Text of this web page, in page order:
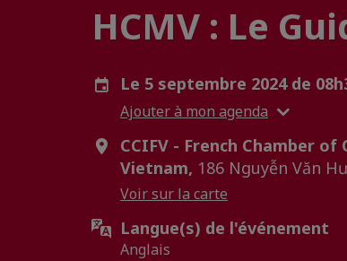
HCMV : Le
Le 5 septembre 2024 de
Ajouter à mon agenda
CCIFV - French Chamber
Vietnam, 186 Nguyễn Văn
Voir sur la carte
Langue(s) de l'événement
Anglais